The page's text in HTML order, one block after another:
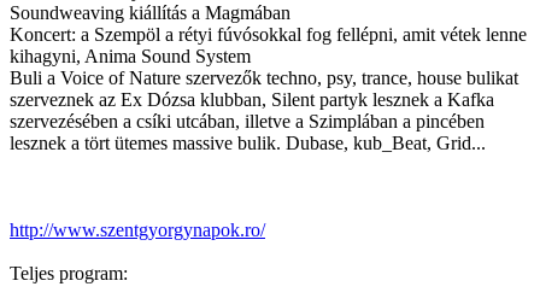
Soundweaving kiállítás a Magmában
Koncert: a Szempöl a rétyi fúvósokkal fog fellépni, amit vétek lenne
kihagyni, Anima Sound System
Buli a Voice of Nature szervezők techno, psy, trance, house bulikat
szerveznek az Ex Dózsa klubban, Silent partyk lesznek a Kafka
szervezésében a csíki utcában, illetve a Szimplában a pincében
lesznek a tört ütemes massive bulik. Dubase, kub_Beat, Grid...
http://www.szentgyorgynapok.ro/
Teljes program: